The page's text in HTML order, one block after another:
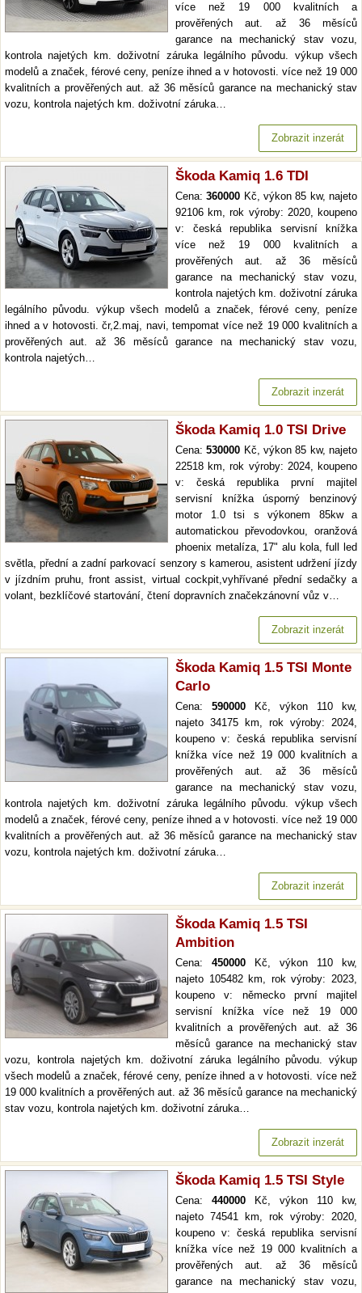
více než 19 000 kvalitních a
prověřených aut. až 36 měsíců
garance na mechanický stav vozu,
kontrola najetých km. doživotní záruka legálního původu. výkup všech
modelů a značek, férové ceny, peníze ihned a v hotovosti. více než 19 000
kvalitních a prověřených aut. až 36 měsíců garance na mechanický stav
vozu, kontrola najetých km. doživotní záruka…
Zobrazit inzerát
Škoda Kamiq 1.6 TDI
Cena:360000 Kč, výkon 85 kw, najeto
92106 km, rok výroby: 2020, koupeno
v: česká republika servisní knížka
více než 19 000 kvalitních a
prověřených aut. až 36 měsíců
garance na mechanický stav vozu,
kontrola najetých km. doživotní záruka
legálního původu. výkup všech modelů a značek, férové ceny, peníze
ihned a v hotovosti. čr,2.maj, navi, tempomat více než 19 000 kvalitních a
prověřených aut. až 36 měsíců garance na mechanický stav vozu,
kontrola najetých…
Zobrazit inzerát
Škoda Kamiq 1.0 TSI Drive
Cena:530000 Kč, výkon 85 kw, najeto
22518 km, rok výroby: 2024, koupeno
v: česká republika první majitel
servisní knížka úsporný benzinový
motor 1.0 tsi s výkonem 85kw a
automatickou převodovkou, oranžová
phoenix metalíza, 17" alu kola, full led
světla, přední a zadní parkovací senzory s kamerou, asistent udržení jízdy
v jízdním pruhu, front assist, virtual cockpit,vyhřívané přední sedačky a
volant, bezklíčové startování, čtení dopravních značekzánovní vůz v…
Zobrazit inzerát
Škoda Kamiq 1.5 TSI Monte
Carlo
Cena: 590000 Kč, výkon 110 kw,
najeto 34175 km, rok výroby: 2024,
koupeno v: česká republika servisní
knížka více než 19 000 kvalitních a
prověřených aut. až 36 měsíců
garance na mechanický stav vozu,
kontrola najetých km. doživotní záruka legálního původu. výkup všech
modelů a značek, férové ceny, peníze ihned a v hotovosti. více než 19 000
kvalitních a prověřených aut. až 36 měsíců garance na mechanický stav
vozu, kontrola najetých km. doživotní záruka…
Zobrazit inzerát
Škoda Kamiq 1.5 TSI
Ambition
Cena: 450000 Kč, výkon 110 kw,
najeto 105482 km, rok výroby: 2023,
koupeno v: německo první majitel
servisní knížka více než 19 000
kvalitních a prověřených aut. až 36
měsíců garance na mechanický stav
vozu, kontrola najetých km. doživotní záruka legálního původu. výkup
všech modelů a značek, férové ceny, peníze ihned a v hotovosti. více než
19 000 kvalitních a prověřených aut. až 36 měsíců garance na mechanický
stav vozu, kontrola najetých km. doživotní záruka…
Zobrazit inzerát
Škoda Kamiq 1.5 TSI Style
Cena: 440000 Kč, výkon 110 kw,
najeto 74541 km, rok výroby: 2020,
koupeno v: česká republika servisní
knížka více než 19 000 kvalitních a
prověřených aut. až 36 měsíců
garance na mechanický stav vozu,